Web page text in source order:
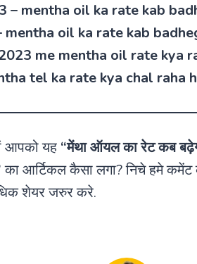
– mentha oil ka rate kab
mentha oil ka rate kab
2023 me mentha oil rate kya
tel ka rate kya chal raha
आपको यह “मेंथा ऑयल का रेट कब
का आर्टिकल कैसा लगा? निचे हमे
शेयर जरुर करे.